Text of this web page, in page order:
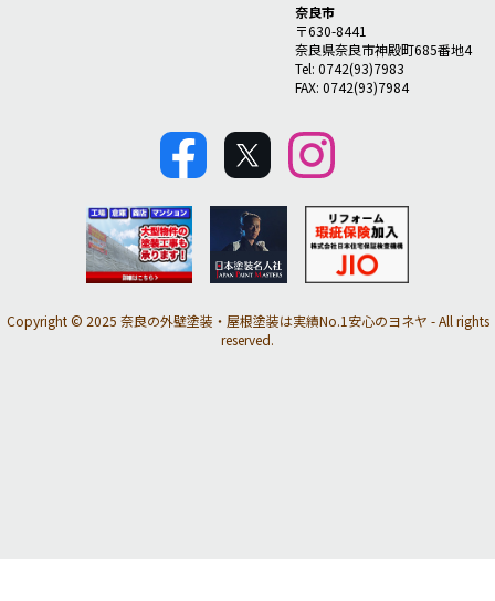
奈良市
〒630-8441
奈良県奈良市神殿町685番地4
Tel: 0742(93)7983
FAX: 0742(93)7984
Copyright © 2025 奈良の外壁塗装・屋根塗装は実績No.1安心のヨネヤ - All rights
reserved.